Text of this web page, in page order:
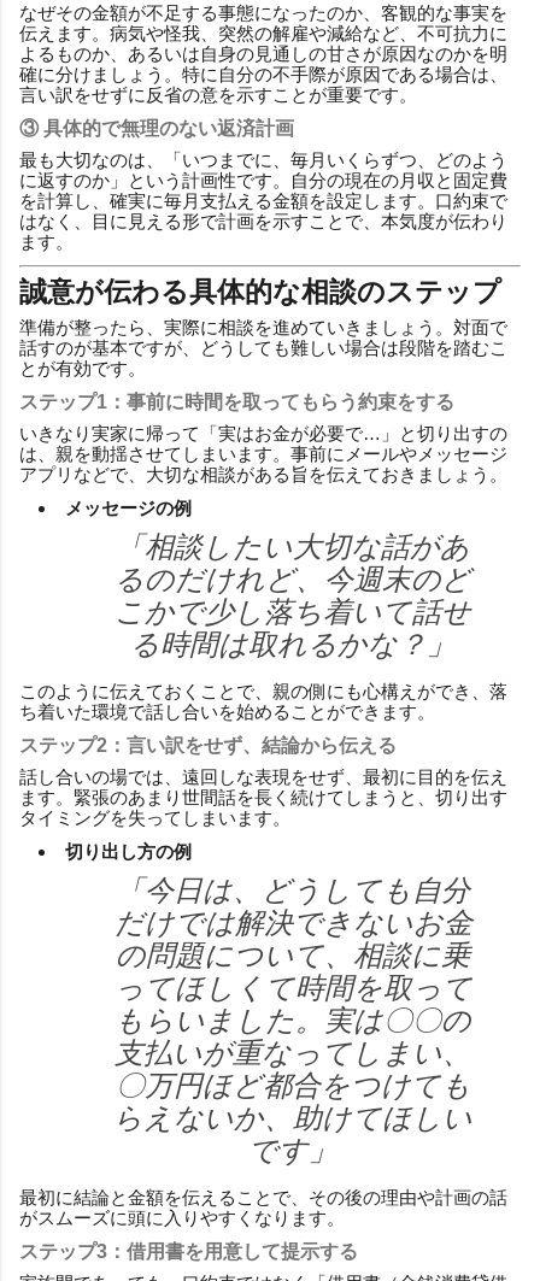
なぜその金額が不足する事態になったのか、客観的な事実を
伝えます。病気や怪我、突然の解雇や減給など、不可抗力に
よるものか、あるいは自身の見通しの甘さが原因なのかを明
確に分けましょう。特に自分の不手際が原因である場合は、
言い訳をせずに反省の意を示すことが重要です。
③ 具体的で無理のない返済計画
最も大切なのは、「いつまでに、毎月いくらずつ、どのよう
に返すのか」という計画性です。自分の現在の月収と固定費
を計算し、確実に毎月支払える金額を設定します。口約束で
はなく、目に見える形で計画を示すことで、本気度が伝わり
ます。
誠意が伝わる具体的な相談のステップ
準備が整ったら、実際に相談を進めていきましょう。対面で
話すのが基本ですが、どうしても難しい場合は段階を踏むこ
とが有効です。
ステップ1：事前に時間を取ってもらう約束をする
いきなり実家に帰って「実はお金が必要で…」と切り出すの
は、親を動揺させてしまいます。事前にメールやメッセージ
アプリなどで、大切な相談がある旨を伝えておきましょう。
メッセージの例
「相談したい大切な話があ
るのだけれど、今週末のど
こかで少し落ち着いて話せ
る時間は取れるかな？」
このように伝えておくことで、親の側にも心構えができ、落
ち着いた環境で話し合いを始めることができます。
ステップ2：言い訳をせず、結論から伝える
話し合いの場では、遠回しな表現をせず、最初に目的を伝え
ます。緊張のあまり世間話を長く続けてしまうと、切り出す
タイミングを失ってしまいます。
切り出し方の例
「今日は、どうしても自分
だけでは解決できないお金
の問題について、相談に乗
ってほしくて時間を取って
もらいました。実は〇〇の
支払いが重なってしまい、
〇万円ほど都合をつけても
らえないか、助けてほしい
です」
最初に結論と金額を伝えることで、その後の理由や計画の話
がスムーズに頭に入りやすくなります。
ステップ3：借用書を用意して提示する